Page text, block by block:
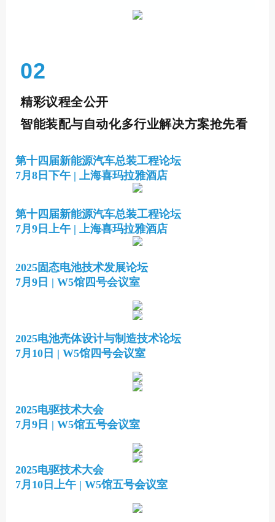
02
精彩议程全公开
智能装配与自动化多行业解决方案抢先看
第十四届新能源汽车总装工程论坛
7月8日下午 | 上海喜玛拉雅酒店
第十四届新能源汽车总装工程论坛
7月9日上午 | 上海喜玛拉雅酒店
2025固态电池技术发展论坛
7月9日 | W5馆四号会议室
2025电池壳体设计与制造技术论坛
7月10日 | W5馆四号会议室
2025电驱技术大会
7月9日 | W5馆五号会议室
2025电驱技术大会
7月10日上午 | W5馆五号会议室